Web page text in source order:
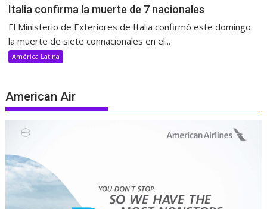
Italia confirma la muerte de 7 nacionales
El Ministerio de Exteriores de Italia confirmó este domingo
la muerte de siete connacionales en el...
América Latina
American Air